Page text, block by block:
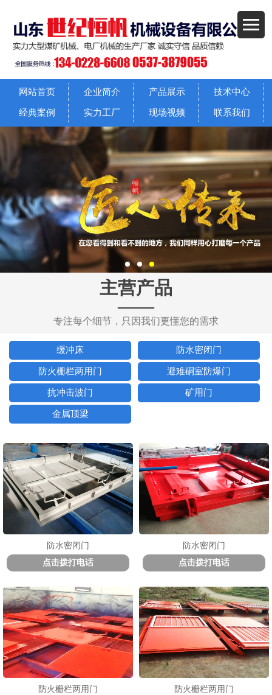
网站首页 企业简介 产品展示 技术中心
经典案例 实力工厂 现场视频 联系我们
主营产品
——
专注每个细节，只因我们更懂您的需求
缓冲床 防水密闭门
防火栅栏两用门 避难硐室防爆门
抗冲击波门 矿用门
金属顶梁
防水密闭门
点击拨打电话
防水密闭门
点击拨打电话
防火栅栏两用门
防火栅栏两用门